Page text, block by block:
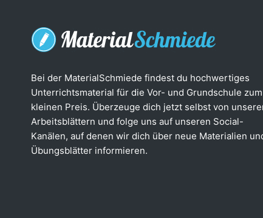
Bei der MaterialSchmiede findest du hochwertiges
Unterrichtsmaterial für die Vor- und Grundschule zum
kleinen Preis. Überzeuge dich jetzt selbst von
Arbeitsblättern und folge uns auf unseren Social-
Kanälen, auf denen wir dich über neue Materialien
Übungsblätter informieren.